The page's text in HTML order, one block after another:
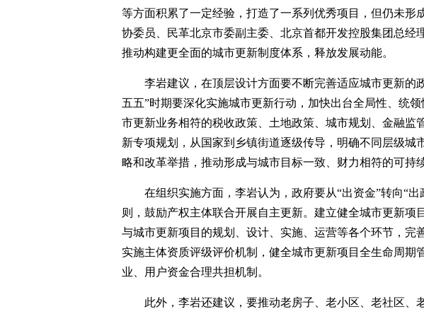
等方面积累了一定经验，打造了一系列优秀项目，但仍未形
协委员、民革北京市委副主委、北京首都开发控股集团总经
推动构建更全面的城市更新制度体系，释放发展动能。
李岩建议，在顶层设计方面要不断完善适应城市更新的
五五”时期要深化实施城市更新行动，加快出台全局性、统
市更新业务相符的税收政策、土地政策、城市规划、金融监
新专项规划，从国家到乡镇街道逐级传导，明确不同层级城
略和改革举措，推动形成与城市目标一致、财力相符的可持
在组织实施方面，李岩认为，政府要从“出资金”转向“
则，鼓励产权主体联合开展自主更新。建立健全城市更新项
与城市更新项目的规划、设计、实施、运营等各个环节，完
实施主体资质评级评价机制，健全城市更新项目全生命周期
业、用户资金合理共担机制。
此外，李岩还建议，要推动老房子、老小区、老社区、